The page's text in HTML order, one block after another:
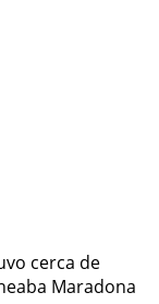
cerca de
Maradona